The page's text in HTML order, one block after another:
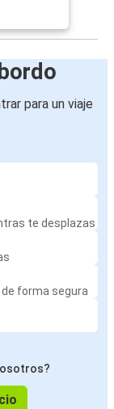
para un viaje
te desplazas
forma segura